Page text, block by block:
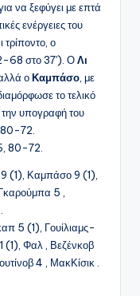
να ξεφύγει με επτά
ενέργειες του
ο
68 στο 37′). ΟΛι
οΚαμπάσο , με
το τελικό
υπογραφή του
80-72.
80-72.
(1), Καμπάσο 9 (1),
5 ,
5 (1), Γουίλιαμς-
(1), Φαλ , Βεζένκοβ
4 , ΜακΚίσικ .